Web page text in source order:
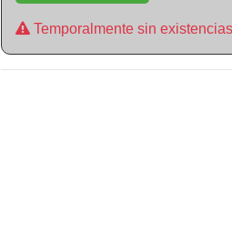
Temporalmente sin existencias